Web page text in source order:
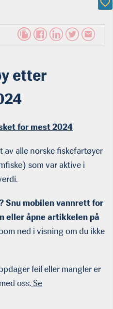
etter
for mest 2024
av alle norske fiskefartøyer
som var aktive i
Snu mobilen vannrett for
eller åpne artikkelen på
ned i visning om du ikke
feil eller mangler er
oss.Se